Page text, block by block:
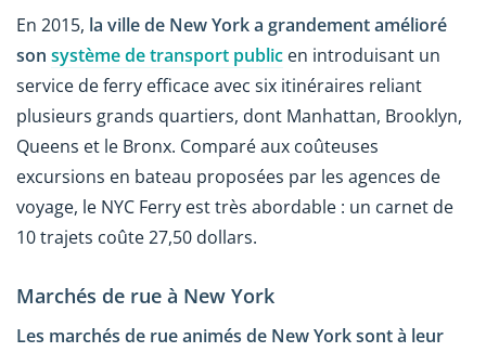
En 2015, la ville de New York a grandement amélioré
son système de transport public en introduisant un
service de ferry efficace avec six itinéraires reliant
plusieurs grands quartiers, dont Manhattan, Brooklyn,
Queens et le Bronx. Comparé aux coûteuses
excursions en bateau proposées par les agences de
voyage, le NYC Ferry est très abordable : un carnet de
10 trajets coûte 27,50 dollars.
Marchés de rue à New York
Les marchés de rue animés de New York sont à leur